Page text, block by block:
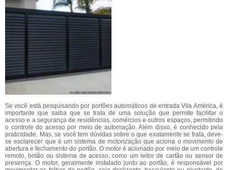
Se você está pesquisando por portões automáticos de entrada Vila América, é
importante que saiba que se trata de uma solução que permite facilitar o
acesso e a segurança de residências, comércios e outros espaços, permitindo
o controle do acesso por meio de automação. Além disso, é conhecido pela
praticidade. Mas, se você tem dúvidas sobre o que exatamente se trata, deve-
se esclarecer que é um sistema de motorização que aciona o movimento de
abertura e fechamento do portão. O motor é acionado por meio de um controle
remoto, botão ou sistema de acesso, como um leitor de cartão ou sensor de
presença. O motor, geralmente instalado junto ao portão, é responsável por